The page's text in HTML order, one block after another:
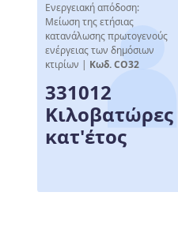
Ενεργειακή απόδοση:
Μείωση της ετήσιας
κατανάλωσης πρωτογενούς
ενέργειας των δημόσιων
κτιρίων | Κωδ. CO32
331012
Κιλοβατώρες
κατ'έτος